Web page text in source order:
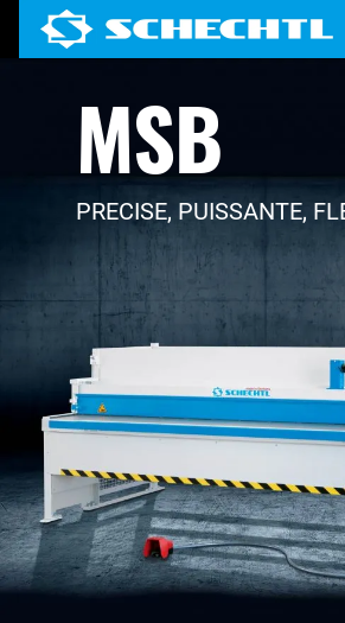
MSB
PRECISE, PUISSANTE,